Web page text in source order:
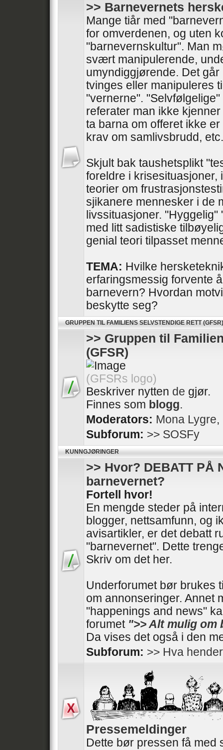
>> Barnevernets
Mange tiår med
for omverdenen, og uten
"barnevernskultur". Man
svært manipulerende,
umyndiggjørende. Det
tvinges eller manipuleres
"vernerne".
referater man ikke
ta barna om offeret ikke
krav om samlivsbrudd, etc.
Skjult bak taushetsplikt
foreldre i krisesituasjoner,
teorier om
sjikanere mennesker i de
livssituasjoner.
med litt sadistiske
genial teori tilpasset
TEMA: Hvilke
erfaringsmessig forvente
barnevern? Hvordan
beskytte seg?
GRUPPEN TIL FAMILIENS SELVSTENDIGE RETT (GFSR)
>> Gruppen til
(GFSR)
(GFSRs logo)
Beskriver nytten de gjør.
Finnes som blogg.
Moderators: Mona Lygre,
Subforum: >> SOSFy
KUNNGJØRINGER
>> Hvor? DEBATT PÅ
barnevernet?
Fortell hvor!
En mengde steder på
blogger, nettsamfunn, og
avisartikler, er det debatt
"barnevernet". Dette
Skriv om det her.
Underforumet bør brukes
om annonseringer. Annet
"happenings and news"
forumet ">> Alt mulig
Da vises det også i den
Subforum: >> Hva
Pressemeldinger
Dette bør pressen få med